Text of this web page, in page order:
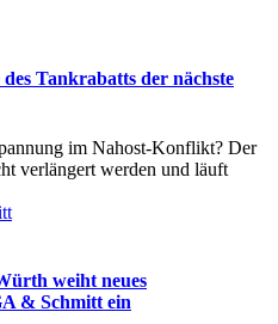
Tankrabatts der nächste
im Nahost-Konflikt? Der
verlängert werden und läuft
weiht neues
& Schmitt ein